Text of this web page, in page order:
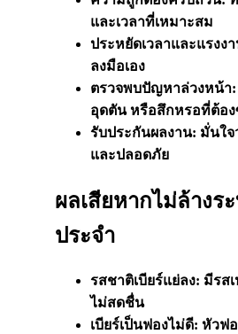
และเวลาที่เหมาะสม
ประหยัดเวลาและแรงง
ลงมือเอง
ตรวจพบปัญหาล่วงหน้า:
อุดตัน หรือสึกหรอที่ต้อ
รับประกันผลงาน: มั่นใ
และปลอดภัย
ผลเสียหากไม่ล้างร
ประจำ
รสชาติเบียร์แย่ลง: มีรส
ไม่สดชื่น
เบียร์เป็นฟองไม่ดี: หัวฟ